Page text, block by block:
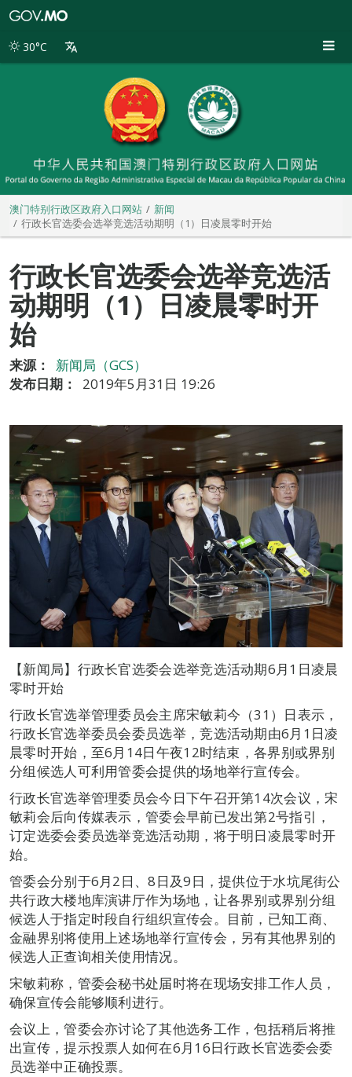
别
30°C
澳门特别行政区政府入口网站
新闻
行政长官选委会选举竞选活动期明（1）日凌晨零时开始
行政长官选委会选举竞选活
动期明（1）日凌晨零时开
始
来源：
新闻局（GCS）
发布日期：
2019年5月31日 19:26
【新闻局】行政长官选委会选举竞选活动期6月1日凌晨
零时开始
行政长官选举管理委员会主席宋敏莉今（31）日表示，
行政长官选举委员会委员选举，竞选活动期由6月1日凌
晨零时开始，至6月14日午夜12时结束，各界别或界别
分组候选人可利用管委会提供的场地举行宣传会。
行政长官选举管理委员会今日下午召开第14次会议，宋
敏莉会后向传媒表示，管委会早前已发出第2号指引，
订定选委会委员选举竞选活动期，将于明日凌晨零时开
始。
管委会分别于6月2日、8日及9日，提供位于水坑尾街公
共行政大楼地库演讲厅作为场地，让各界别或界别分组
候选人于指定时段自行组织宣传会。目前，已知工商、
金融界别将使用上述场地举行宣传会，另有其他界别的
候选人正查询相关使用情况。
宋敏莉称，管委会秘书处届时将在现场安排工作人员，
确保宣传会能够顺利进行。
会议上，管委会亦讨论了其他选务工作，包括稍后将推
出宣传，提示投票人如何在6月16日行政长官选委会委
员选举中正确投票。